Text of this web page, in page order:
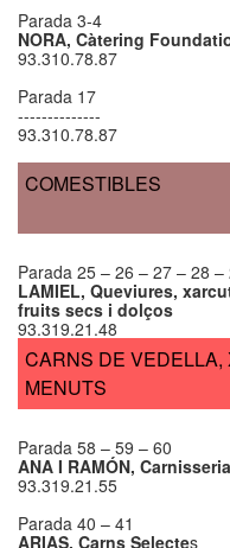
Parada 3-4
NORA, Càtering
93.310.78.87
Parada 17
--------------
93.310.78.87
COMESTIBLES
Parada 25 – 26 – 27 – 28 –
LAMIEL, Queviures,
fruits secs i dolços
93.319.21.48
CARNS DE VEDELLA,
MENUTS
Parada 58 – 59 – 60
ANA I RAMÓN, Carnisseria
93.319.21.55
Parada 40 – 41
ARIAS, Carns Selectes